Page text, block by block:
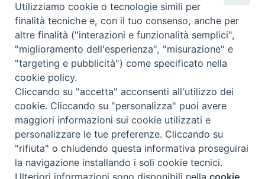
Statuto
Presidenza e ufficio presidenza
Consiglio scientifico
Coordinamento nazionale
COPYRIGHT Scienza & Vita - C.F96600690588- Tutti i
diritti -Privacy- Credits
Utilizziamo cookie o tecnologie simili per
finalità tecniche e, con il tuo consenso, anche per
altre finalità ("interazioni e funzionalità semplici",
"miglioramento dell'esperienza", "misurazione" e
"targeting e pubblicità") come specificato nella
cookie policy.
Cliccando su "accetta" acconsenti all'utilizzo dei
cookie. Cliccando su "personalizza" puoi avere
maggiori informazioni sui cookie utilizzati e
personalizzare le tue preferenze. Cliccando su
"rifiuta" o chiudendo questa informativa proseguirai
la navigazione installando i soli cookie tecnici.